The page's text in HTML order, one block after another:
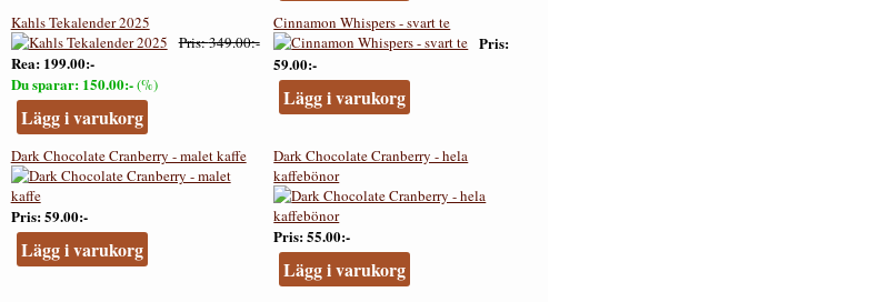
Kahls Tekalender 2025
Pris 349.00:-
Rea 199.00:-
Du sparar 150.00:-(%)
Lägg i varukorg
Cinnamon Whispers - svart te
Pris
59.00:-
Lägg i varukorg
Dark Chocolate Cranberry - malet kaffe
Pris 59.00:-
Lägg i varukorg
Dark Chocolate Cranberry - hela
kaffebönor
Pris 55.00:-
Lägg i varukorg